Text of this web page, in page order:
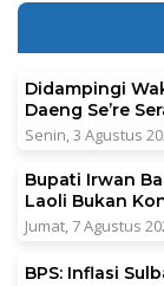
Didampingi
Daeng Se’re
Senin, 3 Agustus
Bupati Irwan
Laoli Bukan
Jumat, 7 Agustus
BPS: Inflasi